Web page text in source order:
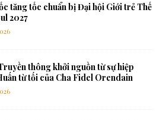
tăng tốc chuẩn bị Đại hội Giới trẻ Thế
2027
thông khởi nguồn từ sự hiệp
từ tối của Cha Fidel Orendain